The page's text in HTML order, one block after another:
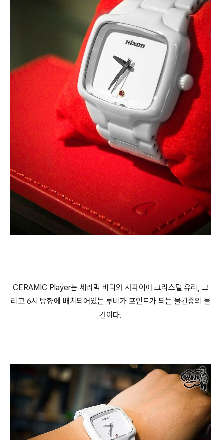
CERAMIC Player는 세라믹 바디와 사파이어 크리스털 유리, 그
리고 6시 방향에 배치되어있는 루비가 포인트가 되는 물건중의 물
건이다.